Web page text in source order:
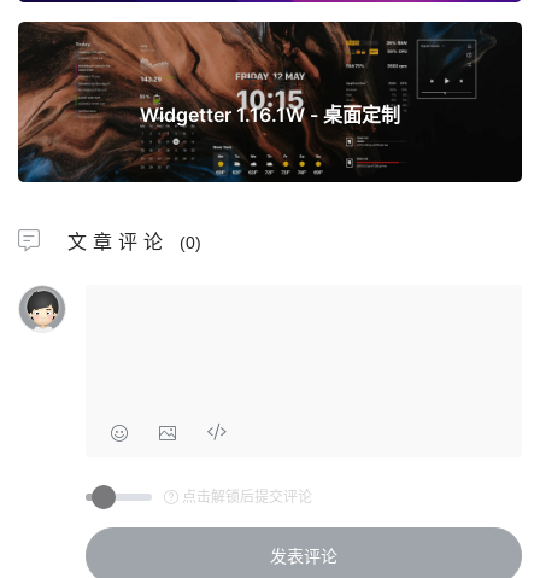
下一篇
Widgetter 1.16.1W - 桌面定制
文章评论 (0)
点击解锁后提交评论